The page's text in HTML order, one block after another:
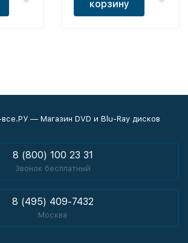
корзину
— Магазин DVD и Blu-Ray дисков
8 (800) 100 23 31
Звонок бесплатный
8 (495) 409-7432
Москва